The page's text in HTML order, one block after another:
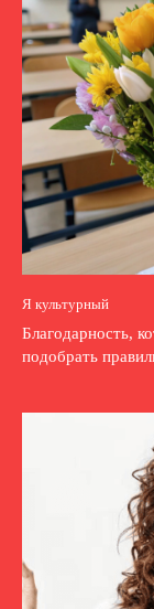
Я культурный
Благодарность,
подобрать